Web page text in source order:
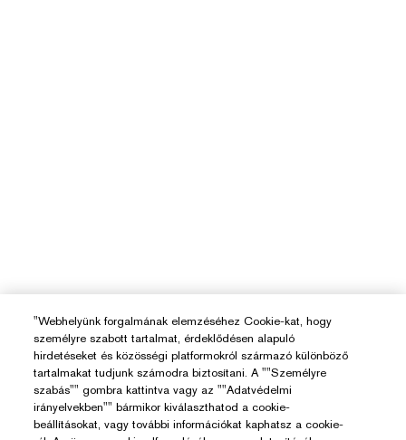
Segítségre Van Szükséged?
"Webhelyünk forgalmának elemzéséhez Cookie-kat, hogy
személyre szabott tartalmat, érdeklődésen alapuló
hirdetéseket és közösségi platformokról származó különböző
tartalmakat tudjunk számodra biztosítani. A ""Személyre
szabás"" gombra kattintva vagy az ""Adatvédelmi
irányelvekben"" bármikor kiválaszthatod a cookie-
beállításokat, vagy további információkat kaphatsz a cookie-